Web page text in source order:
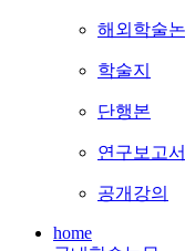
해외학술
학술지
단행본
연구보고서
공개강의
home